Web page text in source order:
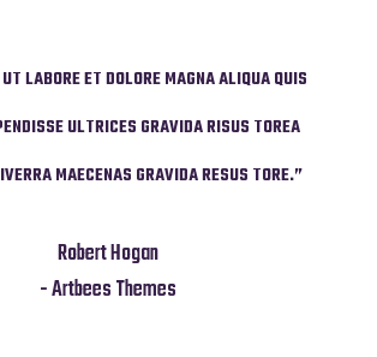
LABORE ET DOLORE MAGNA ALIQUA QUIS
ULTRICES GRAVIDA RISUS TOREA
MAECENAS GRAVIDA RESUS TORE.”
Robert Hogan
- Artbees Themes